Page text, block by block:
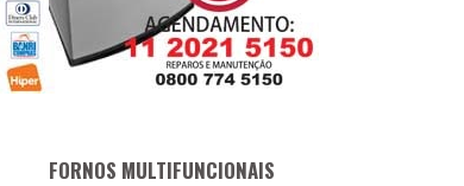
FORNOS MULTIFUNCIONAIS